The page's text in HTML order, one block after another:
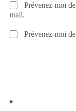
Prévenez-moi
mail.
Prévenez-moi